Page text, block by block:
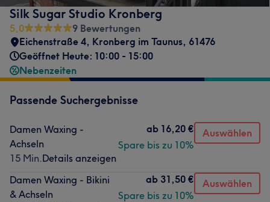
Silk Sugar Studio Kronberg
5,0
9 Bewertungen
Eichenstraße 4, Kronberg im Taunus, 61476
Geöffnet Heute: 10:00 - 15:00
Nebenzeiten
Passende Suchergebnisse
Damen Waxing -
Achseln
15 Min.Details anzeigen
ab 16,20 €
Spare bis zu 10%
Auswählen
Damen Waxing - Bikini
& Achseln
ab 31,50 €
Spare bis zu 10%
Auswählen